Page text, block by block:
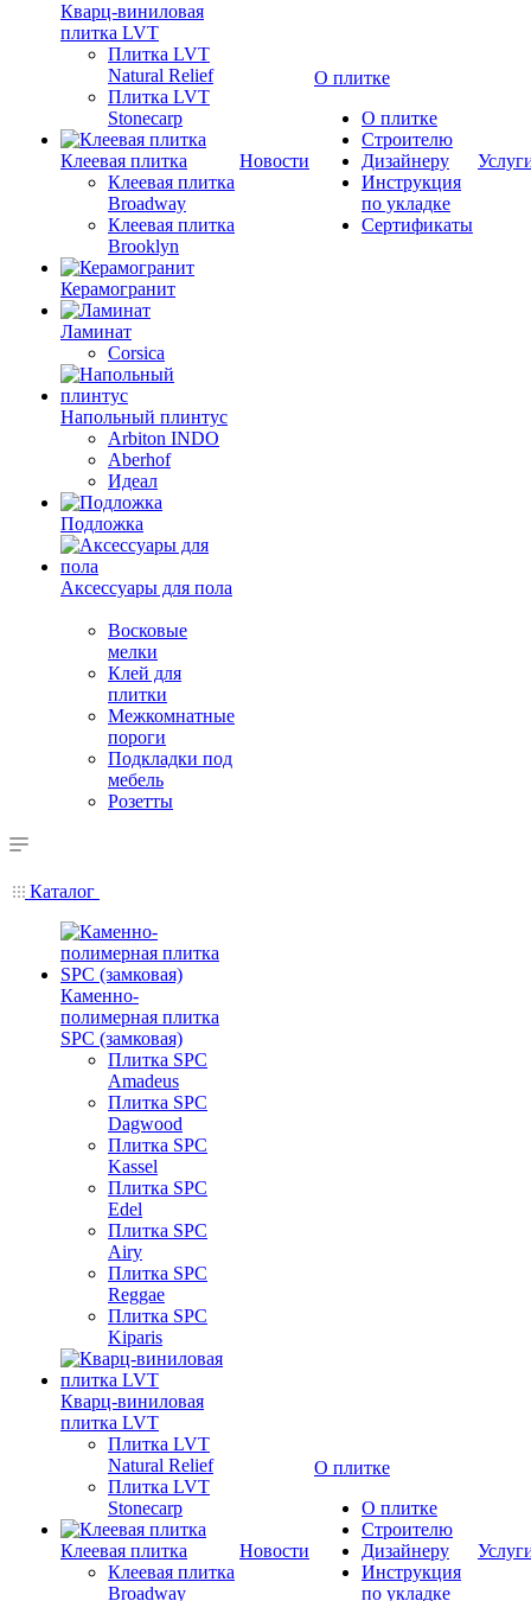
Кварц-виниловая
плитка LVT
Плитка LVT
Natural Relief
Плитка LVT
Stonecarp
Клеевая плитка
Клеевая плитка
Broadway
Клеевая плитка
Brooklyn
Керамогранит
Ламинат
Corsica
Напольный плинтус
Arbiton INDO
Aberhof
Идеал
Подложка
Аксессуары для пола
Восковые
мелки
Клей для
плитки
Межкомнатные
пороги
Подкладки под
мебель
Розетты
Новости
О плитке
О плитке
Строителю
Дизайнеру
Инструкция
по укладке
Сертификаты
Каталог
Каменно-
полимерная плитка
SPC (замковая)
Плитка SPC
Amadeus
Плитка SPC
Dagwood
Плитка SPC
Kassel
Плитка SPC
Edel
Плитка SPC
Airy
Плитка SPC
Reggae
Плитка SPC
Kiparis
Кварц-виниловая
плитка LVT
Плитка LVT
Natural Relief
Плитка LVT
Stonecarp
Клеевая плитка
Клеевая плитка
Broadway
Новости
О плитке
О плитке
Строителю
Дизайнеру
Инструкция
по укладке